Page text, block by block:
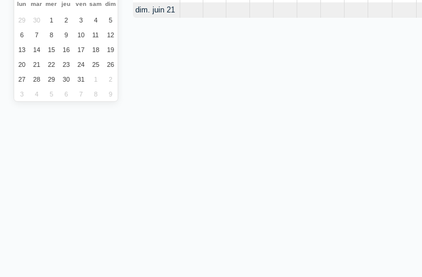
lun mar mer jeu ven sam dim
29 30 1 2 3 4 5
6 7 8 9 10 11 12
13 14 15 16 17 18 19
20 21 22 23 24 25 26
27 28 29 30 31 1 2
3 4 5 6 7 8 9
dim. juin 21